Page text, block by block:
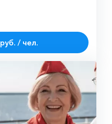
/ чел.